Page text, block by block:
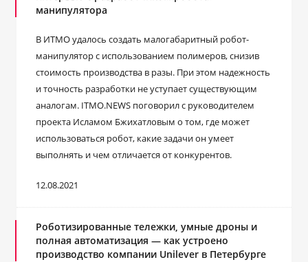
манипулятора
В ИТМО удалось создать малогабаритный робот-
манипулятор с использованием полимеров, снизив
стоимость производства в разы. При этом надежность
и точность разработки не уступает существующим
аналогам. ITMO.NEWS поговорил с руководителем
проекта Исламом Бжихатловым о том, где может
использоваться робот, какие задачи он умеет
выполнять и чем отличается от конкурентов.
12.08.2021
Роботизированные тележки, умные дроны и
полная автоматизация — как устроено
производство компании Unilever в Петербурге